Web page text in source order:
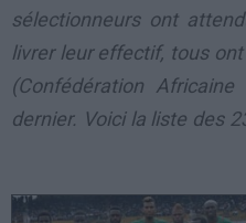
sélectionneurs ont
livrer leur effectif, tous
(Confédération
dernier. Voici la liste des